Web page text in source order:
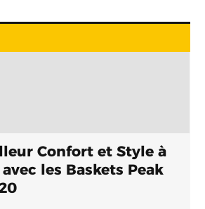
Confort et Style à
les Baskets Peak